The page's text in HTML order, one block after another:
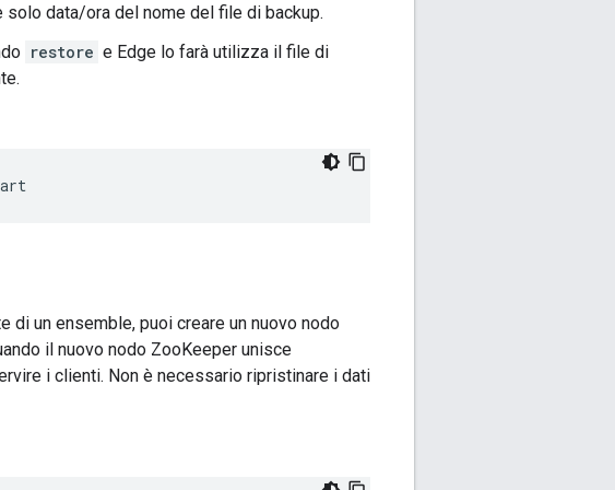
data/ora del nome del file di backup.
restore e Edge lo farà utilizza il file di
di un ensemble, puoi creare un nuovo nodo
il nuovo nodo ZooKeeper unisce
i clienti. Non è necessario ripristinare i dati